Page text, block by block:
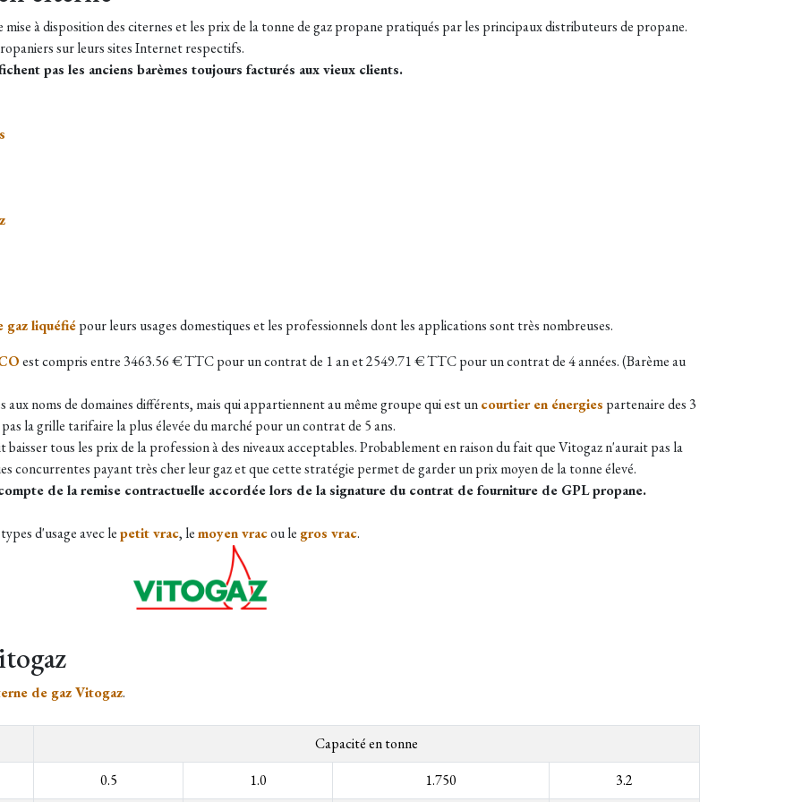
mise à disposition des citernes et les prix de la tonne de gaz propane pratiqués par les principaux distributeurs de propane.
sur leurs sites Internet respectifs.
pas les anciens barèmes toujours facturés aux vieux clients.
gaz liquéfiépour leurs usages domestiques et les professionnels dont les applications sont très nombreuses.
est compris entre 3463.56 € TTC pour un contrat de 1 an et 2549.71 € TTC pour un contrat de 4 années. (Barème au
noms de domaines différents, mais qui appartiennent au même groupe qui est uncourtier en énergies partenaire des 3
la grille tarifaire la plus élevée du marché pour un contrat de 5 ans.
tous les prix de la profession à des niveaux acceptables. Probablement en raison du fait que Vitogaz n'aurait pas la
concurrentes payant très cher leur gaz et que cette stratégie permet de garder un prix moyen de la tonne élevé.
de la remise contractuelle accordée lors de la signature du contrat de fourniture de GPL propane.
d'usage avec lepetit vrac, lemoyen vracou le gros vrac.
de gaz Vitogaz.
Capacité en tonne
0.5
1.0 1.750 3.2